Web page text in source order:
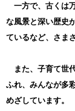
ある場合は、そ
変更届出書）」
申請書と変更届
日（土）（必着
しています。
寄附金受領証明
ップ特例申請す
※11月～12月にお
一方で、古くは
な風景と深い歴史
ているなど、さま
また、子育て世
ふれ、みんなが多
めざしています。